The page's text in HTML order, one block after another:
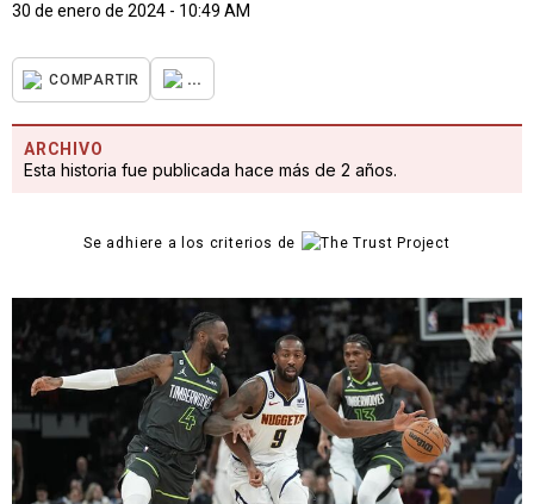
30 de enero de 2024 - 10:49 AM
COMPARTIR ...
ARCHIVO
Esta historia fue publicada hace más de 2 años.
Se adhiere a los criterios de